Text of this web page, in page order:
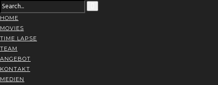
HOME
MOVIES
TIME LAPSE
TEAM
ANGEBOT
KONTAKT
MEDIEN